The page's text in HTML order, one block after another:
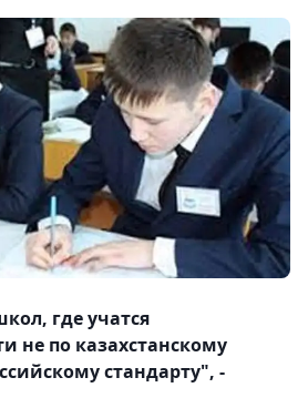
где учатся
не по казахстанскому
стандарту", -